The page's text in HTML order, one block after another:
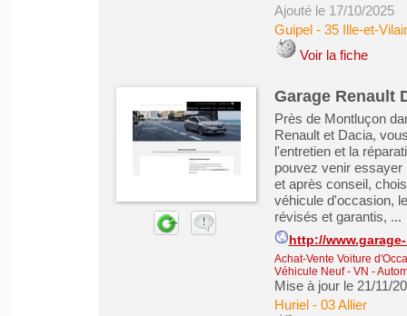
Ajouté le 17/10/2025
Guipel- 35 Ille-et-
Voir la fiche
Garage Renault
Près de Montluçon
Renault et Dacia,
l'entretien et la
pouvez venir essayer
et après conseil,
véhicule d'occasion,
révisés et garantis, ...
http://
Achat-Vente Voiture
Véhicule Neuf - VN -
Mise à jour le 21/11/
Huriel- 03 Allier